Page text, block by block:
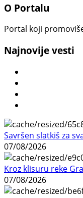
O Portalu
Portal koji
Najnovije vesti
Savršen slatkiš za
07/08/2026
Kroz klisuru reke
07/08/2026